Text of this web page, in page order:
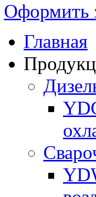
Оформить
Главная